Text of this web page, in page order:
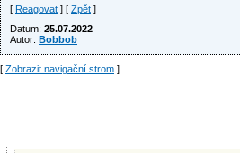
[ Reagovat ] [ Zpět ]
Datum: 25.07.2022
Autor: Bobbob
[ Zobrazit navigační strom ]